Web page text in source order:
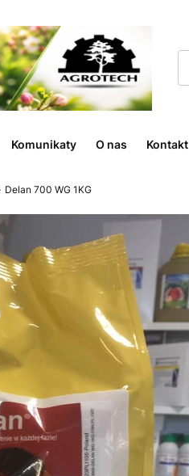
Komunikaty O nas Kontakt
Delan 700 WG 1KG